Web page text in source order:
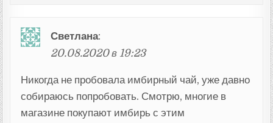
Светлана:
20.08.2020 в 19:23
Никогда не пробовала имбирный чай, уже давно
собираюсь попробовать. Смотрю, многие в
магазине покупают имбирь с этим